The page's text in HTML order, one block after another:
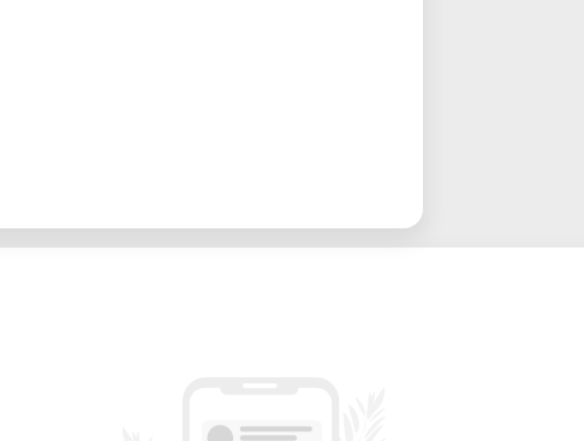
pour concrétiser vos idées
ou impression 3D
email à max.baumann[at]fablab-